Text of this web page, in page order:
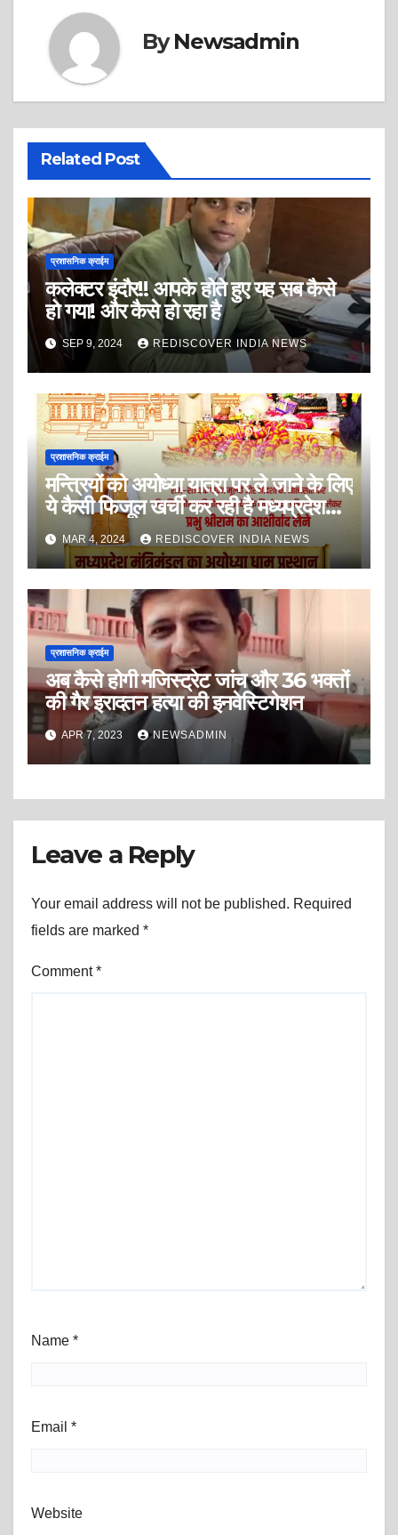
ByNewsadmin
Related Post
प्रशासनिक क्राईम
कलेक्टर इंदौर!! आपके होते हुए यह सब कैसे
हो गया! और कैसे हो रहा है
SEP 9, 2024 REDISCOVER INDIA NEWS
प्रशासनिक क्राईम
मन्त्रियों को अयोध्या यात्रा पर ले जाने के लिए
ये कैसी फिजूल खर्ची कर रही है मध्यप्रदेश
सरकार
MAR 4, 2024 REDISCOVER INDIA NEWS
प्रशासनिक क्राईम
अब कैसे होगी मजिस्ट्रेट जांच और 36 भक्तों
की गैर इरादतन हत्या की इनवेस्टिगेशन
APR 7, 2023 NEWSADMIN
Leave a Reply
Your email address will not be published. Required
fields are marked *
Comment*
Name *
Email *
Website